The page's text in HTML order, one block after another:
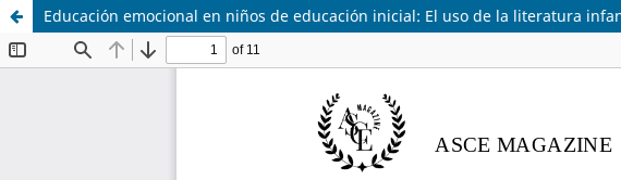
Educación emocional en niños de educación inicial: El uso de la literatura